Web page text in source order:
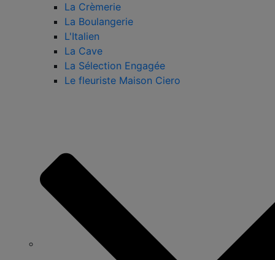
La Crèmerie
La Boulangerie
L'Italien
La Cave
La Sélection Engagée
Le fleuriste Maison Ciero